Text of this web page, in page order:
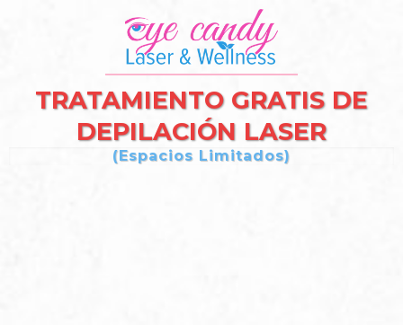
TRATAMIENTO GRATIS DE
DEPILACIÓN LASER
(Espacios Limitados)